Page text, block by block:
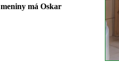
meniny má Oskar